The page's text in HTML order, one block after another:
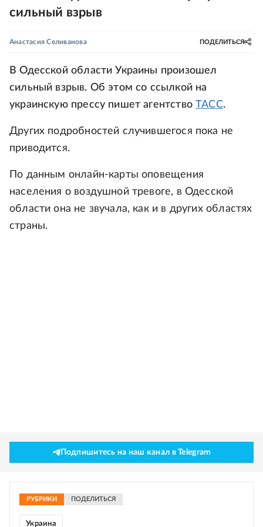
сильный взрыв
Анастасия Селиванова ПОДЕЛИТЬСЯ
В Одесской области Украины произошел
сильный взрыв. Об этом со ссылкой на
украинскую прессу пишет агентствоТАСС.
Других подробностей случившегося пока не
приводится.
По данным онлайн-карты оповещения
населения о воздушной тревоге, в Одесской
области она не звучала, как и в других областях
страны.
Подпишитесь на наш канал в Telegram
РУБРИКИ ПОДЕЛИТЬСЯ
Украина